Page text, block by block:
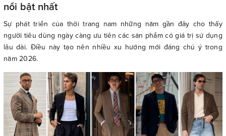
nổi bật nhất
Sự phát triển của thời trang nam những năm gần đây cho thấy
người tiêu dùng ngày càng ưu tiên các sản phẩm có giá trị sử dụng
lâu dài. Điều này tạo nên nhiều xu hướng mới đáng chú ý trong
năm 2026.